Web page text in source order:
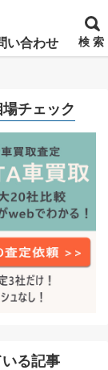
い合わせ 検 索
チェック
る記事